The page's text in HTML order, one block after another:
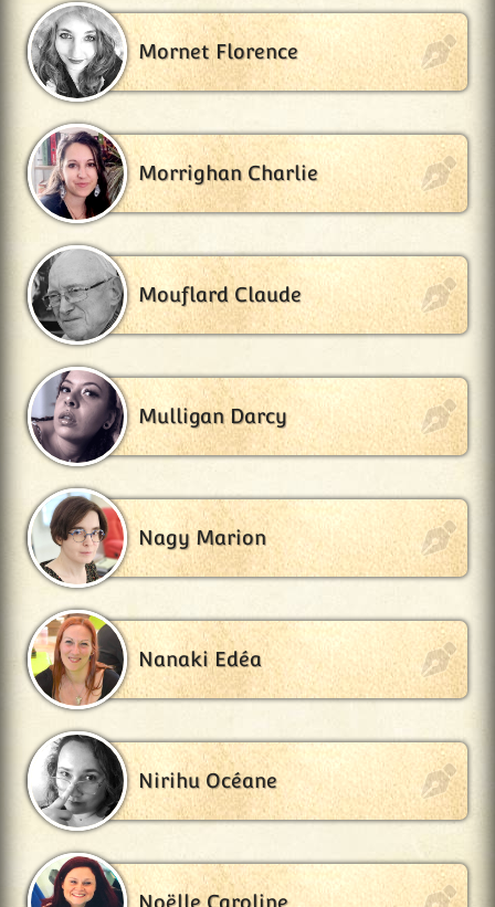
Mornet Florence
Morrighan Charlie
Mouflard Claude
Mulligan Darcy
Nagy Marion
Nanaki Edéa
Nirihu Océane
Noëlle Caroline